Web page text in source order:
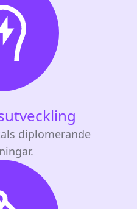
diplomerande